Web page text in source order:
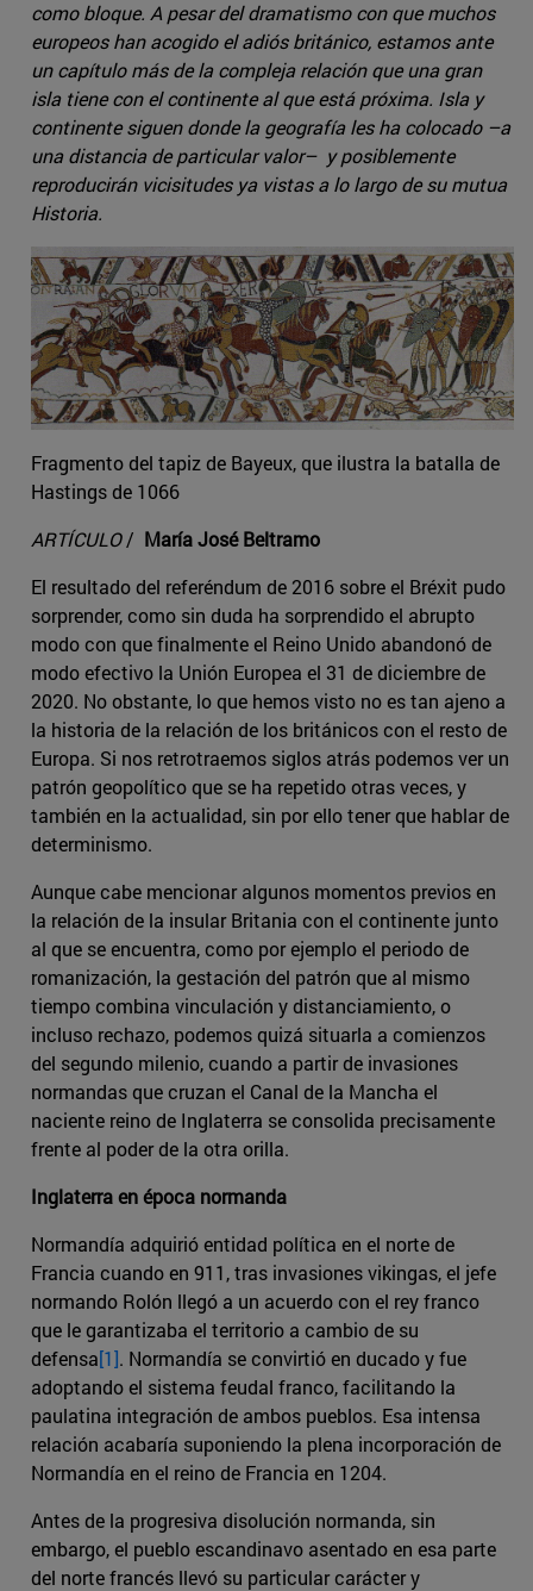
como bloque. A pesar del dramatismo con que muchos
europeos han acogido el adiós británico, estamos ante
un capítulo más de la compleja relación que una gran
isla tiene con el continente al que está próxima. Isla y
continente siguen donde la geografía les ha colocado –a
una distancia de particular valor– y posiblemente
reproducirán vicisitudes ya vistas a lo largo de su mutua
Historia.
Fragmento del tapiz de Bayeux, que ilustra la batalla de
Hastings de 1066
ARTÍCULO/ María José Beltramo
El resultado del referéndum de 2016 sobre el Bréxit pudo
sorprender, como sin duda ha sorprendido el abrupto
modo con que finalmente el Reino Unido abandonó de
modo efectivo la Unión Europea el 31 de diciembre de
2020. No obstante, lo que hemos visto no es tan ajeno a
la historia de la relación de los británicos con el resto de
Europa. Si nos retrotraemos siglos atrás podemos ver un
patrón geopolítico que se ha repetido otras veces, y
también en la actualidad, sin por ello tener que hablar de
determinismo.
Aunque cabe mencionar algunos momentos previos en
la relación de la insular Britania con el continente junto
al que se encuentra, como por ejemplo el periodo de
romanización, la gestación del patrón que al mismo
tiempo combina vinculación y distanciamiento, o
incluso rechazo, podemos quizá situarla a comienzos
del segundo milenio, cuando a partir de invasiones
normandas que cruzan el Canal de la Mancha el
naciente reino de Inglaterra se consolida precisamente
frente al poder de la otra orilla.
Inglaterra en época normanda
Normandía adquirió entidad política en el norte de
Francia cuando en 911, tras invasiones vikingas, el jefe
normando Rolón llegó a un acuerdo con el rey franco
que le garantizaba el territorio a cambio de su
defensa[1]. Normandía se convirtió en ducado y fue
adoptando el sistema feudal franco, facilitando la
paulatina integración de ambos pueblos. Esa intensa
relación acabaría suponiendo la plena incorporación de
Normandía en el reino de Francia en 1204.
Antes de la progresiva disolución normanda, sin
embargo, el pueblo escandinavo asentado en esa parte
del norte francés llevó su particular carácter y